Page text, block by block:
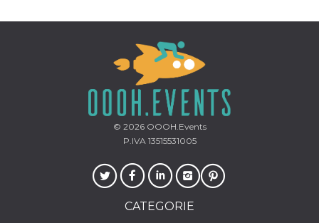
© 2026OOOH.Events
P.IVA 13515531005
CATEGORIE